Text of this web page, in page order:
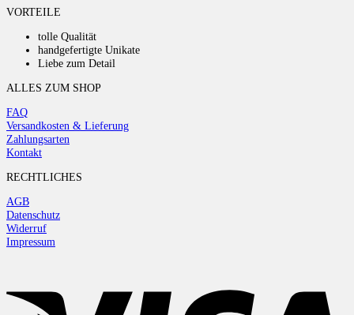
VORTEILE
tolle Qualität
handgefertigte Unikate
Liebe zum Detail
ALLES ZUM SHOP
FAQ
Versandkosten & Lieferung
Zahlungsarten
Kontakt
RECHTLICHES
AGB
Datenschutz
Widerruf
Impressum